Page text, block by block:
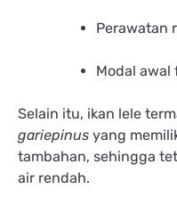
Perawatan
Modal awal
Selain itu, ikan lele
gariepinus yang
tambahan, sehingga
air rendah.